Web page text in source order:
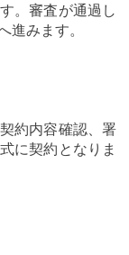
。審査が通過し
進みます。
約内容確認、署
に契約となりま